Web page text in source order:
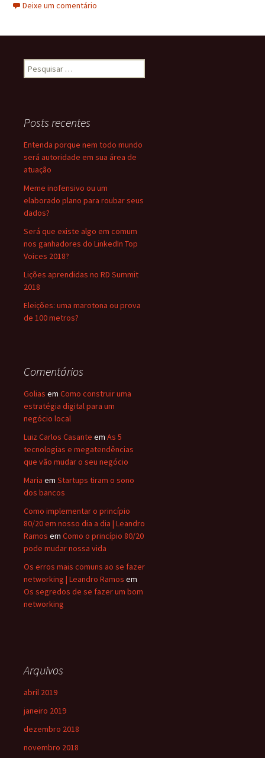
Deixe um comentário
Pesquisar
por:
Posts recentes
Entenda porque nem todo mundo
será autoridade em sua área de
atuação
Meme inofensivo ou um
elaborado plano para roubar seus
dados?
Será que existe algo em comum
nos ganhadores do LinkedIn Top
Voices 2018?
Lições aprendidas no RD Summit
2018
Eleições: uma marotona ou prova
de 100 metros?
Comentários
Golias em Como construir uma
estratégia digital para um
negócio local
Luiz Carlos Casante em As 5
tecnologias e megatendências
que vão mudar o seu negócio
Maria em Startups tiram o sono
dos bancos
Como implementar o princípio
80/20 em nosso dia a dia | Leandro
Ramos em Como o princípio 80/20
pode mudar nossa vida
Os erros mais comuns ao se fazer
networking | Leandro Ramos em
Os segredos de se fazer um bom
networking
Arquivos
abril 2019
janeiro 2019
dezembro 2018
novembro 2018